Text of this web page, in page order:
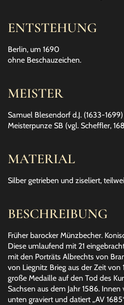
ENTSTEHUNG
Berlin, um 1690
ohne Beschauzeichen.
MEISTER
Samuel Blesendorf d.J. (1633-1699)
Meisterpunze SB (vgl. Scheffler,
MATERIAL
Silber getrieben und ziseliert,
BESCHREIBUNG
Früher barocker Münzbecher.
Diese umlaufend mit 21
mit den Porträts Albrechts von
von Liegnitz Brieg aus der Zeit von
große Medaille auf den Tod des
Sachsen aus dem Jahr 1586.
unten graviert und datiert „AV